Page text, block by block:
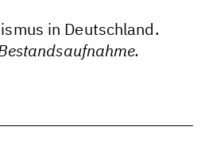
in Deutschland.